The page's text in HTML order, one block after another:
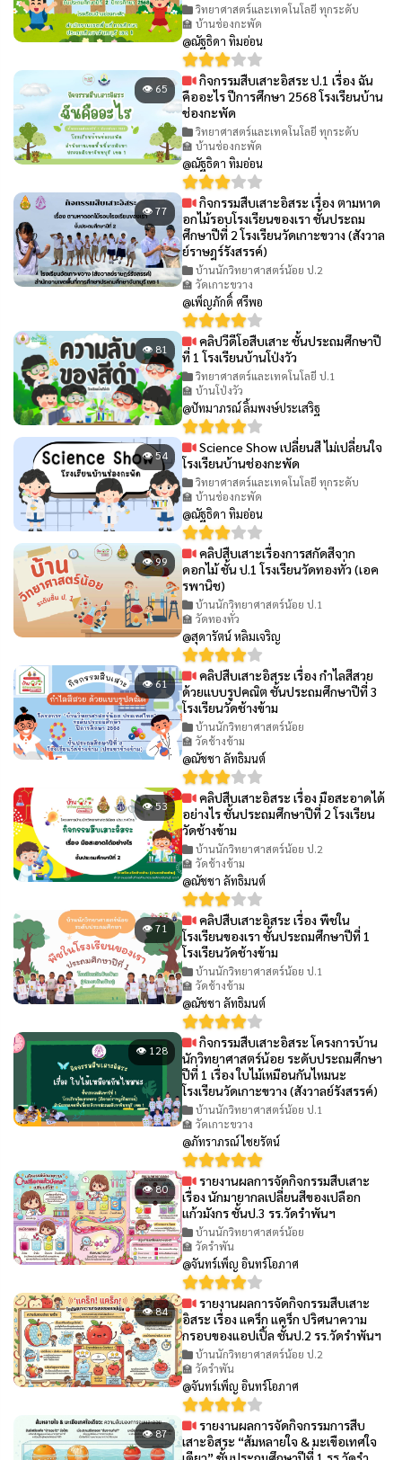
วิทยาศาสตร์และเทคโนโลยี ทุกระดับ
🏫 บ้านช่องกะพัด
@ณัฐธิดา ทิมอ่อน
👁 65
กิจกรรมสืบเสาะอิสระ ป.1 เรื่อง ฉัน
คืออะไร ปีการศึกษา 2568 โรงเรียนบ้าน
ช่องกะพัด
วิทยาศาสตร์และเทคโนโลยี ทุกระดับ
🏫 บ้านช่องกะพัด
@ณัฐธิดา ทิมอ่อน
👁 77
กิจกรรมสืบเสาะอิสระ เรื่อง ตามหาด
อกไม้รอบโรงเรียนของเรา ชั้นประถม
ศึกษาปีที่ 2 โรงเรียนวัดเกาะขวาง (สังวาล
ย์ราษฎร์รังสรรค์)
บ้านนักวิทยาศาสตร์น้อย ป.2
🏫 วัดเกาะขวาง
@เพ็ญภักดิ์ ศรีพอ
👁 81
คลิปวีดีโอสืบเสาะ ชั้นประถมศึกษาปี
ที่ 1 โรงเรียนบ้านโป่งวัว
วิทยาศาสตร์และเทคโนโลยี ป.1
🏫 บ้านโป่งวัว
@ปัทมาภรณ์ ลิ้มพงษ์ประเสริฐ
👁 54
Science Show เปลี่ยนสี ไม่เปลี่ยนใจ
โรงเรียนบ้านช่องกะพัด
วิทยาศาสตร์และเทคโนโลยี ทุกระดับ
🏫 บ้านช่องกะพัด
@ณัฐธิดา ทิมอ่อน
👁 99
คลิปสืบเสาะเรื่องการสกัดสีจาก
ดอกไม้ ชั้น ป.1 โรงเรียนวัดทองทั่ว (เอค
รพานิช)
บ้านนักวิทยาศาสตร์น้อย ป.1
🏫 วัดทองทั่ว
@สุดารัตน์ หลิมเจริญ
👁 61
คลิปสืบเสาะอิสระ เรื่อง กำไลสีสวย
ด้วยแบบรูปคณิต ชั้นประถมศึกษาปีที่ 3
โรงเรียนวัดช้างข้าม
บ้านนักวิทยาศาสตร์น้อย
🏫 วัดช้างข้าม
@ณัชชา ลัทธิมนต์
👁 53
คลิปสืบเสาะอิสระ เรื่อง มือสะอาดได้
อย่างไร ชั้นประถมศึกษาปีที่ 2 โรงเรียน
วัดช้างข้าม
บ้านนักวิทยาศาสตร์น้อย ป.2
🏫 วัดช้างข้าม
@ณัชชา ลัทธิมนต์
👁 71
คลิปสืบเสาะอิสระ เรื่อง พืชใน
โรงเรียนของเรา ชั้นประถมศึกษาปีที่ 1
โรงเรียนวัดช้างข้าม
บ้านนักวิทยาศาสตร์น้อย ป.1
🏫 วัดช้างข้าม
@ณัชชา ลัทธิมนต์
👁 128
กิจกรรมสืบเสาะอิสระ โครงการบ้าน
นักวิทยาศาสตร์น้อย ระดับประถมศึกษา
ปีที่ 1 เรื่อง ใบไม้เหมือนกันไหมนะ
โรงเรียนวัดเกาะขวาง (สังวาลย์รังสรรค์)
บ้านนักวิทยาศาสตร์น้อย ป.1
🏫 วัดเกาะขวาง
@ภัทราภรณ์ ไชยรัตน์
👁 80
รายงานผลการจัดกิจกรรมสืบเสาะ
เรื่อง นักมายากลเปลี่ยนสีของเปลือก
แก้วมังกร ชั้นป.3 รร.วัดรำพันฯ
บ้านนักวิทยาศาสตร์น้อย
🏫 วัดรำพัน
@จันทร์เพ็ญ อินทร์โอภาศ
👁 84
รายงานผลการจัดกิจกรรมสืบเสาะ
อิสระ เรื่อง แคร็ก แคร็ก ปริศนาความ
กรอบของแอปเปิ้ล ชั้นป.2 รร.วัดรำพันฯ
บ้านนักวิทยาศาสตร์น้อย ป.2
🏫 วัดรำพัน
@จันทร์เพ็ญ อินทร์โอภาศ
👁 87
รายงานผลการจัดกิจกรรมการสืบ
เสาะอิสระ “ส้มหลายใจ & มะเขือเทศใจ